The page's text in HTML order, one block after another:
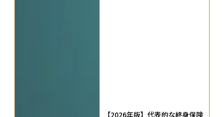
【2026年版】代表的な終身保険